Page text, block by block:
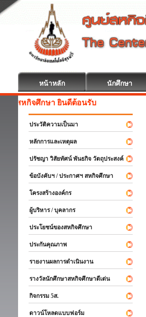
หน้าหลัก นักศึกษา
สหกิจศึกษา ยินดีต้อนรับ
ประวัติความเป็นมา
หลักการและเหตุผล
ปรัชญา วิสัยทัศน์ พันธกิจ วัตถุประสงค์
ข้อบังคับฯ / ประกาศฯ สหกิจศึกษา
โครงสร้างองค์กร
ผู้บริหาร / บุคลากร
ประโยชน์ของสหกิจศึกษา
ประกันคุณภาพ
รายงานผลการดำเนินงาน
รางวัลนักศึกษาสหกิจศึกษาดีเด่น
กิจกรรม 5ส.
ดาวน์โหลดแบบฟอร์ม